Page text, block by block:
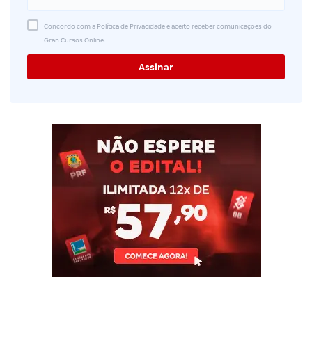
Concordo com a Política de Privacidade e aceito receber comunicações do
Gran Cursos Online.